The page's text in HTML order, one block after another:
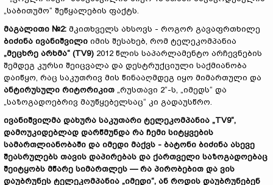
„საბითუმო“ შეწყალების ფაქტს.
მაგალითი №2: მკითხველს ახსოვს - როგორ გავაფრთხილე
ბიძინა ივანიშვილი იმის შესახებ, რომ ტელეკომპანია
„მეცხრე არხმა“ (TV9) 2012 წლის საპარლამენტო არჩევნების
შემდეგ კურსი შეიცვალა და დესტრუქციული საქმიანობა
დაიწყო, რაც საკუთრივ მის წინააღმდეგ იყო მიმართული და
ანტირუსული რიტორიკით „რუსთავი 2“-ს, „იმედს“ და
„საზოგადოებრივ მაუწყებელსაც“ კი გადაუსწრო.
ივანიშვილმა დახურა საკუთარი ტელეკომპანია „TV9“,
დამოუკიდებლად დარწმუნდა რა ჩემი სიტყვების
სამართლიანობაში და იმედი მაქვს - ბატონი ბიძინა ასევე
შეასრულებს თავის დაპირებას და ქართველი საზოგადოებაც
შეიტყობს მწარე სიმართლეს — რა პირობებით და ვის
დაუბრუნეს ტელეკომპანია „იმედი“, ან როდის დაუბრუნებენ